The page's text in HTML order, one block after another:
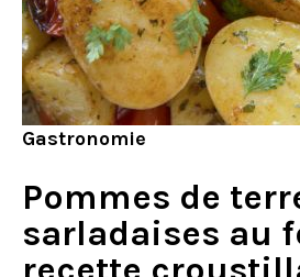
Gastronomie
Pommes de
sarladaises au